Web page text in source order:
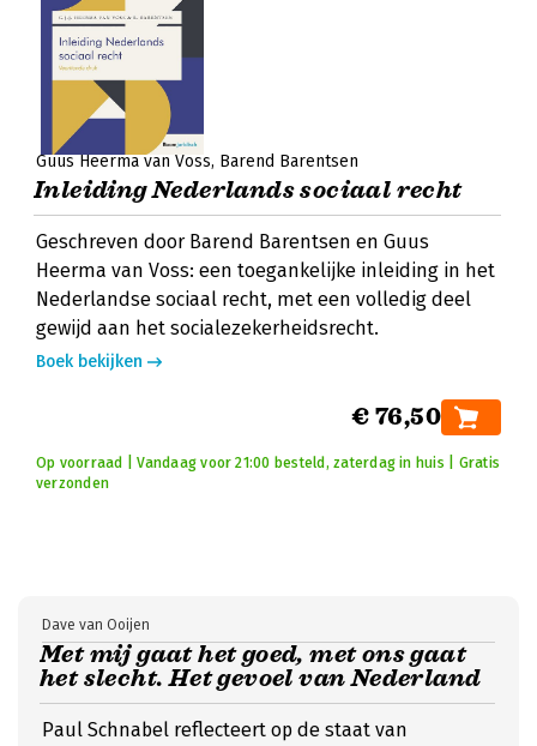
Guus Heerma van Voss Barend Barentsen
Inleiding Nederlands sociaal recht
Geschreven door Barend Barentsen en Guus
Heerma van Voss: een toegankelijke inleiding in het
Nederlandse sociaal recht, met een volledig deel
gewijd aan het socialezekerheidsrecht.
Boek bekijken
€ 76,50
Op voorraad | Vandaag voor 21:00 besteld, zaterdag in huis | Gratis
verzonden
Met mij gaat het goed, met ons gaat
het slecht. Het gevoel van Nederland
Dave van Ooijen
Paul Schnabel reflecteert op de staat van